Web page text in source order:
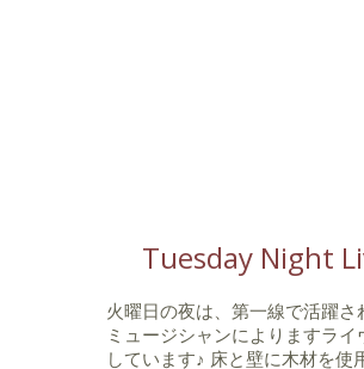
Tuesday Night
火曜日の夜は、第一線で活躍さ
ミュージシャンによりますライ
しています♪ 床と壁に木材を使